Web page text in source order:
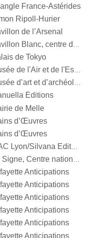
France-Astérides
Ripoll-Hurier
de l’Arsenal
Pavillon Blanc, centre d’art contemporain de la Ville de Colomiers
de Tokyo
Musée de l'Air et de l'Espace
Musée d’art et d’archéologie d’Aurillac
Éditions
de Melle
d’Œuvres
d’Œuvres
MAC Lyon/Silvana Editoriale
Anticipations
Anticipations
Anticipations
Anticipations
Anticipations
Anticipations